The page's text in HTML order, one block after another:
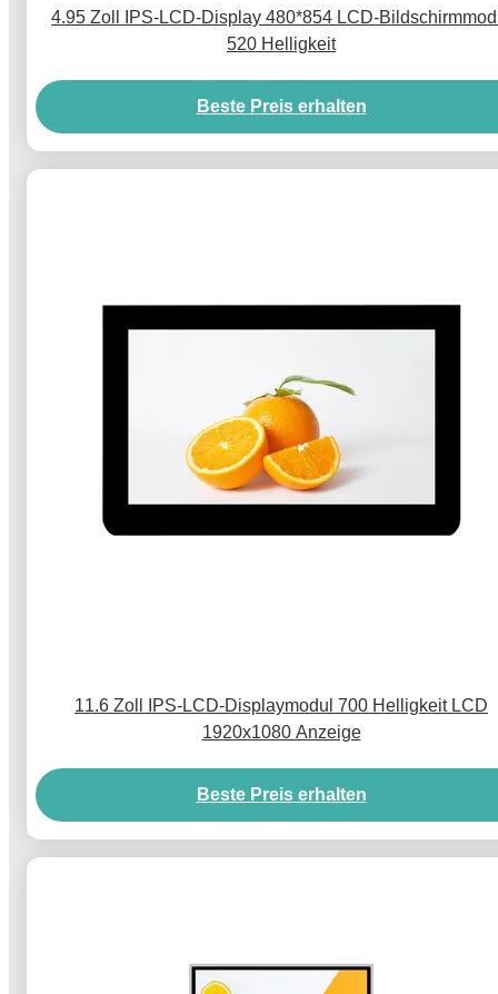
4.95 Zoll IPS-LCD-Display 480*854 LCD-
520 Helligkeit
Beste Preis erhalten
11.6 Zoll IPS-LCD-Displaymodul 700 Helligkeit LCD
1920x1080 Anzeige
Beste Preis erhalten